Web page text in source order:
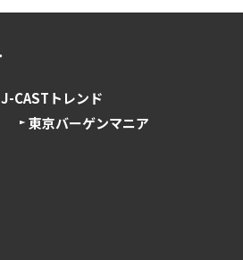
J-CASTトレンド
東京バーゲンマニア